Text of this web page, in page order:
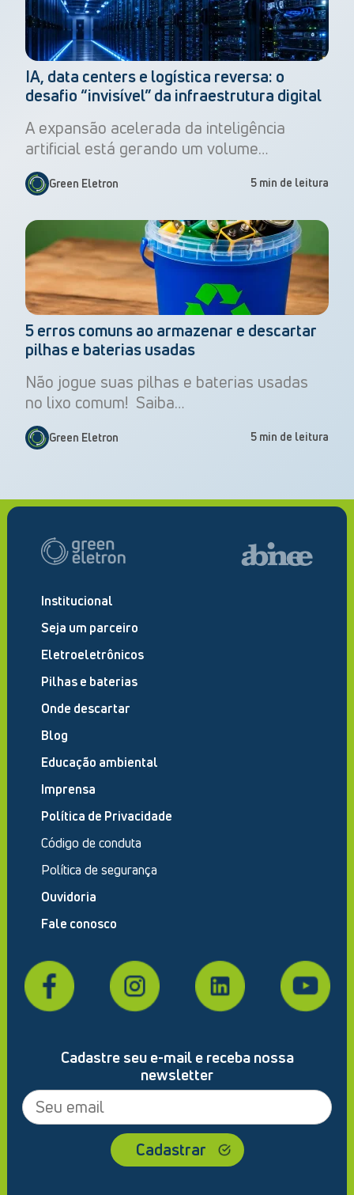
IA, data centers e logística reversa: o
desafio “invisível” da infraestrutura digital
A expansão acelerada da inteligência
artificial está gerando um volume…
Green Eletron 5 min de leitura
5 erros comuns ao armazenar e descartar
pilhas e baterias usadas
Não jogue suas pilhas e baterias usadas
no lixo comum! Saiba…
Green Eletron 5 min de leitura
Institucional
Seja um parceiro
Eletroeletrônicos
Pilhas e baterias
Onde descartar
Blog
Educação ambiental
Imprensa
Política de Privacidade
Código de conduta
Política de segurança
Ouvidoria
Fale conosco
Cadastre seu e-mail e receba nossa
newsletter